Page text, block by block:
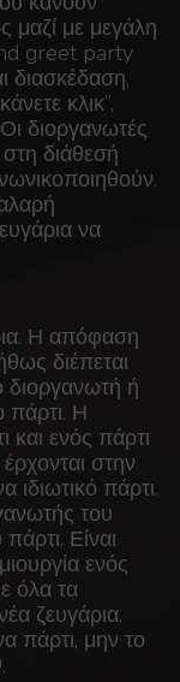
με μεγάλη
greet party
διασκέδαση,
κλικ”,
διοργανωτές
διάθεσή
να
Η απόφαση
διέπεται
διοργανωτή ή
πάρτι. Η
και ενός πάρτι
στην
ιδιωτικό πάρτι.
του
Είναι
ενός
όλα τα
ζευγάρια.
πάρτι, μην το